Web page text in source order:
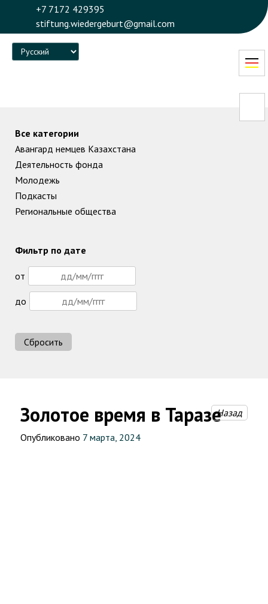
+7 7172 429395
stiftung.wiedergeburt@gmail.com
Language
Золотое время в ТаразеНазад
Опубликовано 7 марта, 2024
Все категории
Авангард немцев Казахстана
Деятельность фонда
Молодежь
Подкасты
Региональные общества
Фильтр по дате
от
до
Сбросить